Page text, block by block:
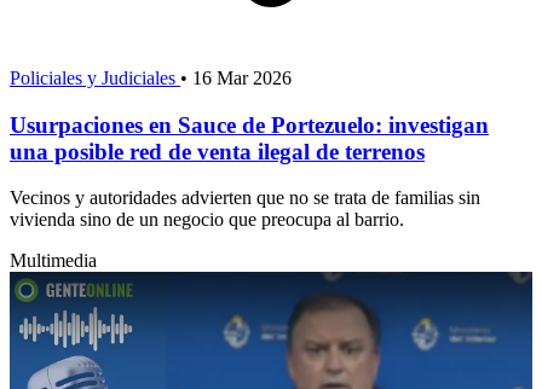
Policiales y Judiciales • 16 Mar 2026
Usurpaciones en Sauce de Portezuelo: investigan
una posible red de venta ilegal de terrenos
Vecinos y autoridades advierten que no se trata de familias sin
vivienda sino de un negocio que preocupa al barrio.
Multimedia